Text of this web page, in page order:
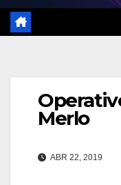
Merlo
ABR 22, 2019